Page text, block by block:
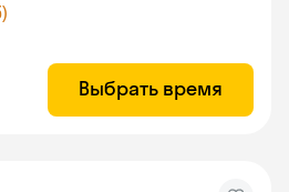
Выбрать время